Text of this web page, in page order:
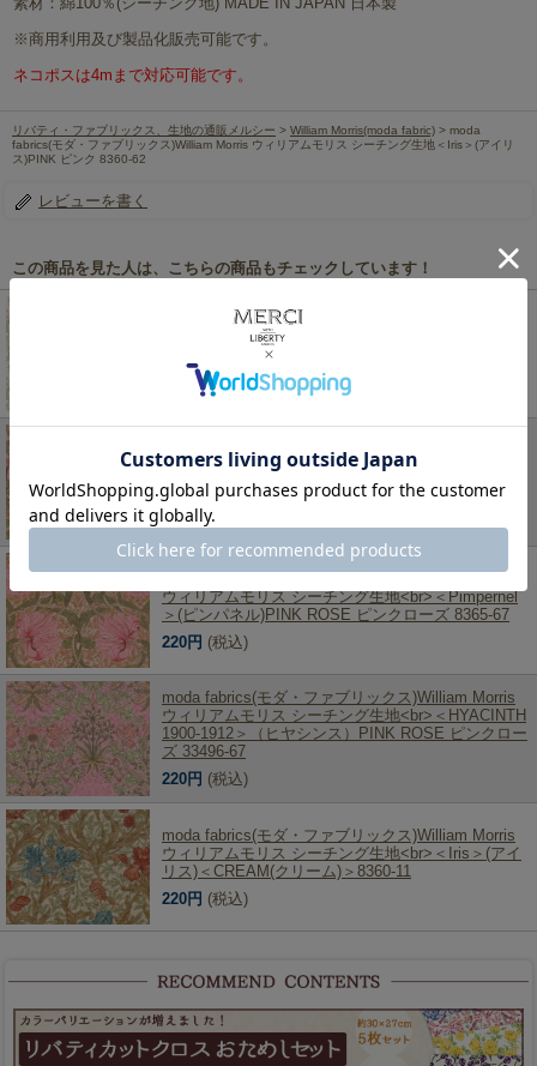
※商用利用及び製品化販売可能です。
ネコポスは4mまで対応可能です。
リバティ・ファブリックス、生地の通販メルシー > William Morris(moda fabric) > moda
fabrics(モダ・ファブリックス)William Morris ウィリアムモリス シーチング生地＜Iris＞(アイリ
ス)PINK ピンク 8360-62
レビューを書く
この商品を見た人は、こちらの商品もチェックしています！
moda fabrics(モダ・ファブリックス)William Morris
ウィリアムモリス オパール生地<br>＜Pimpernel＞
(ピンパネル)GRASS SHELL(グラスシェル)8065-17
330円 (税込)
ウィリアムモリス シーチング生地<br>＜
Honeysuckle＞(ハニーサックル)PINK ROSE ピンク
ローズ 8362-67
220円 (税込)
ウィリアムモリス シーチング生地<br>＜Pimpernel
＞(ピンパネル)PINK ROSE ピンクローズ 8365-67
220円 (税込)
moda fabrics(モダ・ファブリックス)William Morris
ウィリアムモリス シーチング生地<br>＜HYACINTH
1900-1912＞（ヒヤシンス）PINK ROSE ピンクロー
ズ 33496-67
220円 (税込)
moda fabrics(モダ・ファブリックス)William Morris
ウィリアムモリス シーチング生地<br>＜Iris＞(アイ
リス)＜CREAM(クリーム)＞8360-11
220円 (税込)